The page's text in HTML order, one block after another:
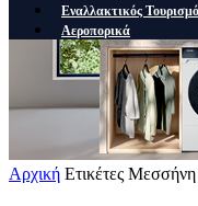
Εναλλακτικός
Αεροπορικά
Αρχική Ετικέτες Μεσσήνη